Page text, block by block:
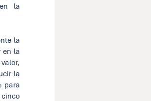
la
la
en la
la
para